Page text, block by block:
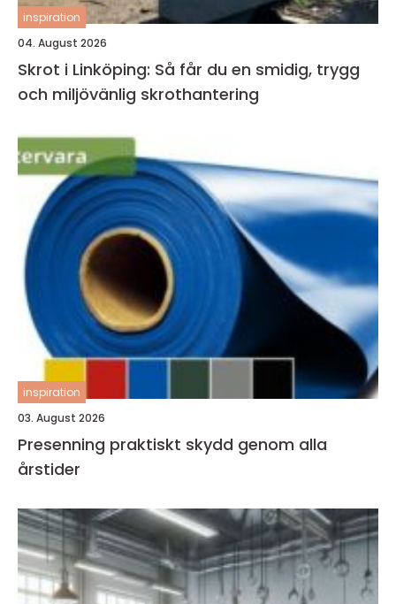
inspiration
04. August 2026
Skrot i Linköping: Så får du en smidig, trygg
och miljövänlig skrothantering
inspiration
03. August 2026
Presenning praktiskt skydd genom alla
årstider